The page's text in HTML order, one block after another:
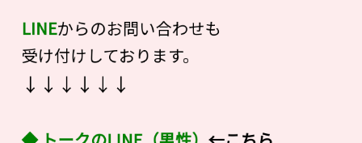
LINEからのお問い合わせも
受け付けしております。
↓↓↓↓↓↓